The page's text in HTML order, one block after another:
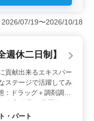
愛知県瀬戸市に位
ョンです。地元の
っており、介護職
ビスを提供してい
事の充実感と安定
と働きやすいシ
イト、パート、派
ます。週3日からの
るため、プライベー
ける環境が整って
アを築きやすくな
と充実した福利
07/19〜2026/10/18
休二日制】
貢献出来るエキスパー
ステージで活躍してみ
：ドラッグ＋調剤調
・パート